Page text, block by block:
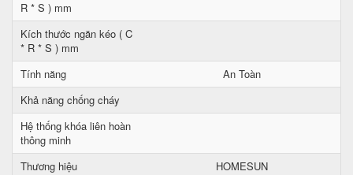
R * S ) mm
Kích thước ngăn kéo ( C
* R * S ) mm
Tính năng
An Toàn
Khả năng chống cháy
Hệ thống khóa liên hoàn
thông minh
Thương hiệu
HOMESUN